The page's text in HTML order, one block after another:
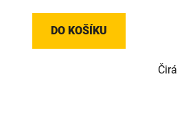
DO KOŠÍKU
Čirá